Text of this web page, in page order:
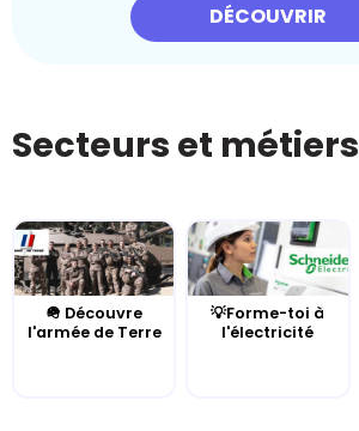
DÉCOUVRIR
Secteurs et métiers
🪖 Découvre
l'armée de Terre
💡Forme-toi à
l'électricité